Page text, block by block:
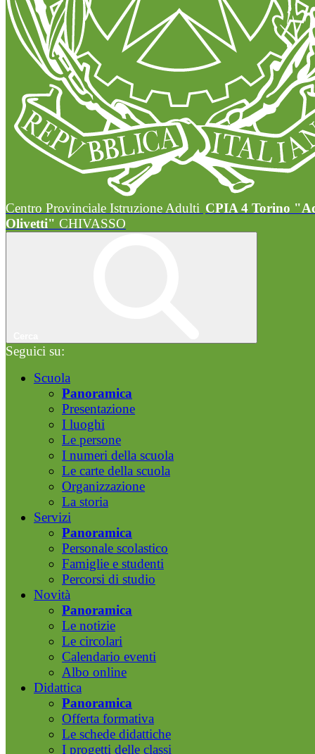
Centro Provinciale Istruzione Adulti CPIA 4 Torino
Olivetti" CHIVASSO
Seguici su:
Scuola
Panoramica
Presentazione
I luoghi
Le persone
I numeri della scuola
Le carte della scuola
Organizzazione
La storia
Servizi
Panoramica
Personale scolastico
Famiglie e studenti
Percorsi di studio
Novità
Panoramica
Le notizie
Le circolari
Calendario eventi
Albo online
Didattica
Panoramica
Offerta formativa
Le schede didattiche
I progetti delle classi